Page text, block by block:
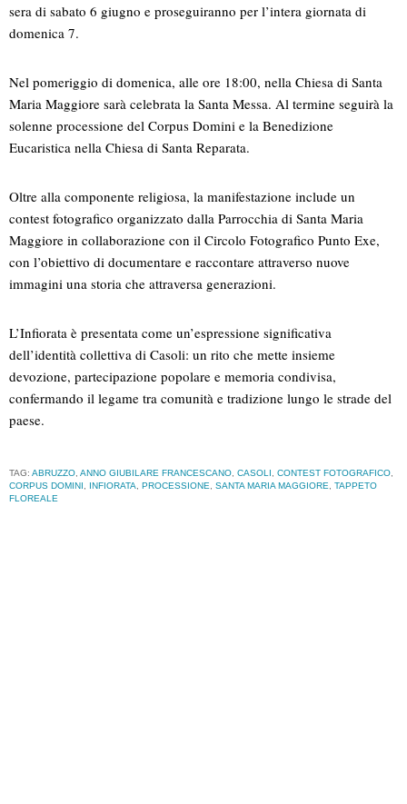
sera di sabato 6 giugno e proseguiranno per l’intera giornata di
domenica 7.
Nel pomeriggio di domenica, alle ore 18:00, nella Chiesa di Santa
Maria Maggiore sarà celebrata la Santa Messa. Al termine seguirà la
solenne processione del Corpus Domini e la Benedizione
Eucaristica nella Chiesa di Santa Reparata.
Oltre alla componente religiosa, la manifestazione include un
contest fotografico organizzato dalla Parrocchia di Santa Maria
Maggiore in collaborazione con il Circolo Fotografico Punto Exe,
con l’obiettivo di documentare e raccontare attraverso nuove
immagini una storia che attraversa generazioni.
L’Infiorata è presentata come un’espressione significativa
dell’identità collettiva di Casoli: un rito che mette insieme
devozione, partecipazione popolare e memoria condivisa,
confermando il legame tra comunità e tradizione lungo le strade del
paese.
TAG: ABRUZZO, ANNO GIUBILARE FRANCESCANO, CASOLI, CONTEST FOTOGRAFICO,
CORPUS DOMINI, INFIORATA, PROCESSIONE, SANTA MARIA MAGGIORE, TAPPETO
FLOREALE